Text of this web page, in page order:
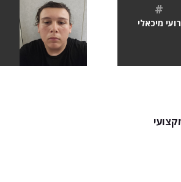
#
רועי מיכאלי